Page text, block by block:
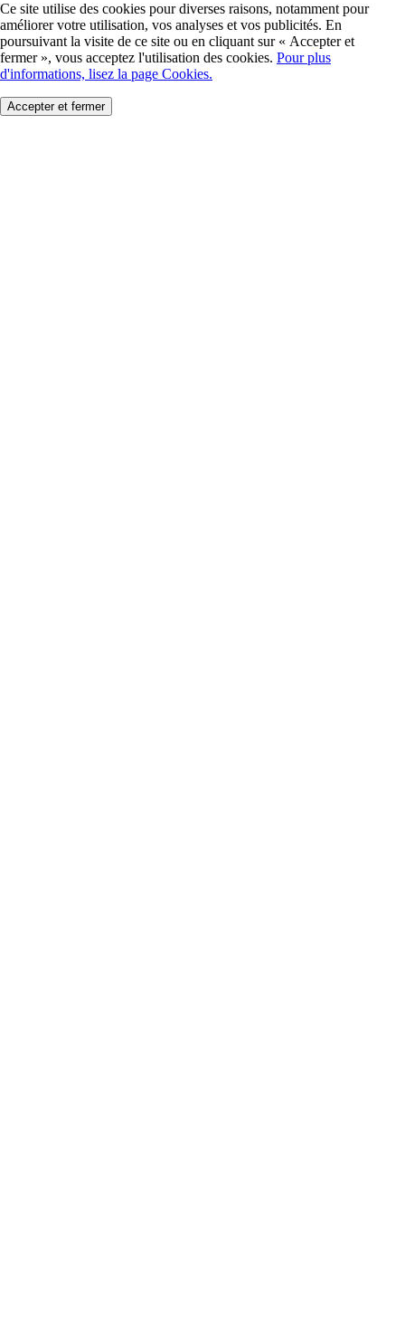
Ce site utilise des cookies pour diverses raisons, notamment pour
améliorer votre utilisation, vos analyses et vos publicités. En
poursuivant la visite de ce site ou en cliquant sur « Accepter et
fermer », vous acceptez l'utilisation des cookies. Pour plus
d'informations, lisez la page Cookies.
Accepter et fermer